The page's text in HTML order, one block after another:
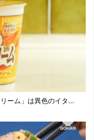
ーム」は異色のイタ...